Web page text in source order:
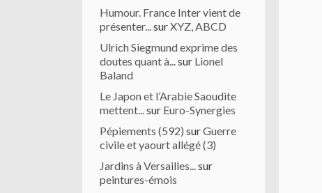
Humour. France Inter vient de
présenter...surXYZ, ABCD
Ulrich Siegmund exprime des
doutes quant à...sur Lionel
Baland
Le Japon et l’Arabie Saoudite
mettent...sur Euro-Synergies
Pépiements (592) surGuerre
civile et yaourt allégé (3)
Jardins à Versailles...sur
peintures-émois